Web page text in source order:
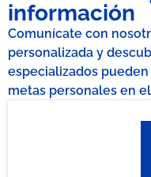
información
Comunícate con
personalizada y
especializados
metas personales en